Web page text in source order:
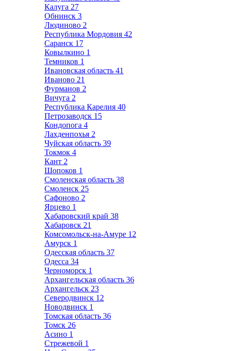
Калуга 27
Обнинск 3
Людиново 2
Республика Мордовия 42
Саранск 17
Ковылкино 1
Темников 1
Ивановская область 41
Иваново 21
Фурманов 2
Вичуга 2
Республика Карелия 40
Петрозаводск 15
Кондопога 4
Лахденпохья 2
Чуйская область 39
Токмок 4
Кант 2
Шопоков 1
Смоленская область 38
Смоленск 25
Сафоново 2
Ярцево 1
Хабаровский край 38
Хабаровск 21
Комсомольск-на-Амуре 12
Амурск 1
Одесская область 37
Одесса 34
Черноморск 1
Архангельская область 36
Архангельск 23
Северодвинск 12
Новодвинск 1
Томская область 36
Томск 26
Асино 1
Стрежевой 1